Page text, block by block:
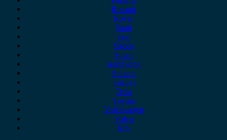
Renault
Rover
Saab
Seat
Skoda
Smart
ssangyong
Subaru
Suzuki
Tesla
Toyota
Volkswagen
Volvo
Xev